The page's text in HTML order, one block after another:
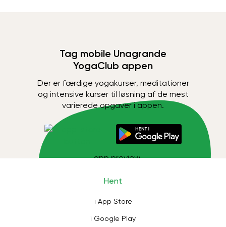
Tag mobile Unagrande
YogaClub appen
Der er færdige yogakurser, meditationer
og intensive kurser til løsning af de mest
varierede opgaver i appen.
Hent
i App Store
i Google Play